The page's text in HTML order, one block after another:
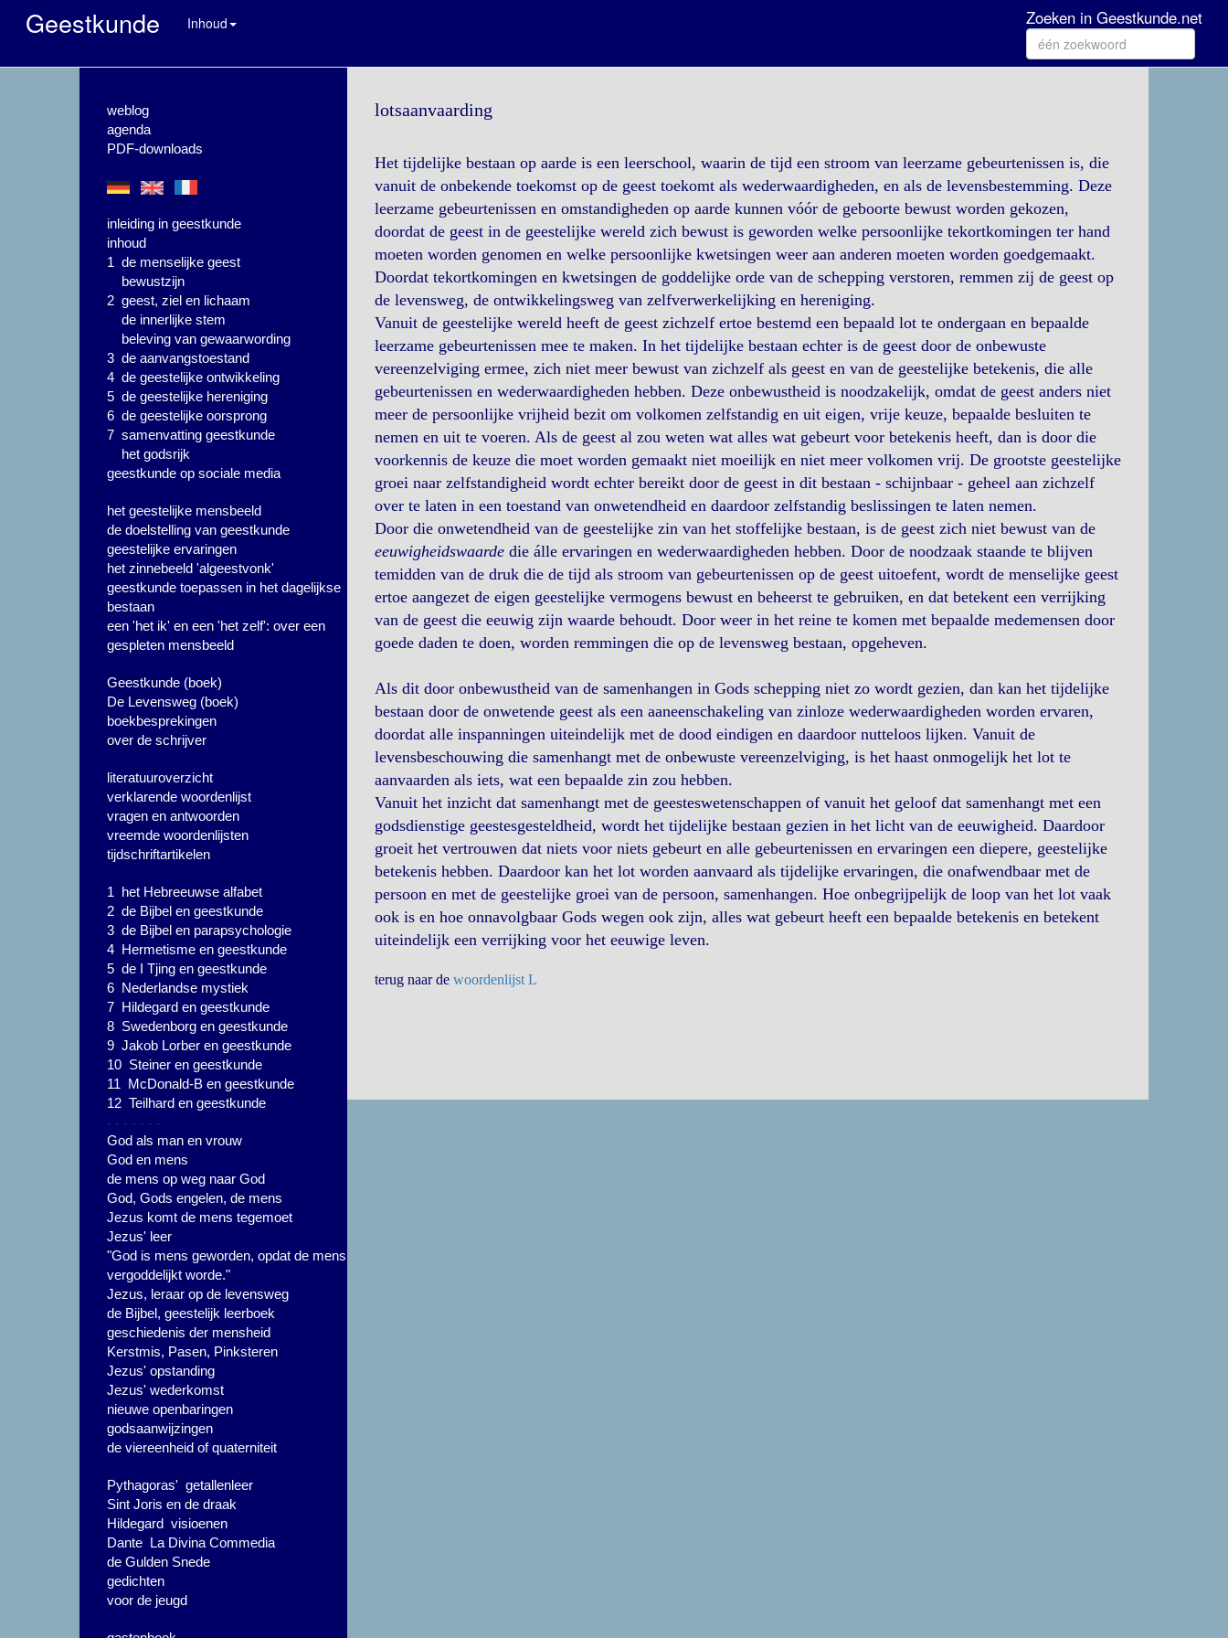
Geestkunde Inhoud Zoeken in Geestkunde.net
weblog
agenda
PDF-downloads
inleiding in geestkunde
inhoud
1 de menselijke geest
bewustzijn
2 geest, ziel en lichaam
de innerlijke stem
beleving van gewaarwording
3 de aanvangstoestand
4 de geestelijke ontwikkeling
5 de geestelijke hereniging
6 de geestelijke oorsprong
7 samenvatting geestkunde
het godsrijk
geestkunde op sociale media
het geestelijke mensbeeld
de doelstelling van geestkunde
geestelijke ervaringen
het zinnebeeld 'algeestvonk'
geestkunde toepassen in het dagelijkse
bestaan
een 'het ik' en een 'het zelf': over een
gespleten mensbeeld
Geestkunde (boek)
De Levensweg (boek)
boekbesprekingen
over de schrijver
literatuuroverzicht
verklarende woordenlijst
vragen en antwoorden
vreemde woordenlijsten
tijdschriftartikelen
1 het Hebreeuwse alfabet
2 de Bijbel en geestkunde
3 de Bijbel en parapsychologie
4 Hermetisme en geestkunde
5 de I Tjing en geestkunde
6 Nederlandse mystiek
7 Hildegard en geestkunde
8 Swedenborg en geestkunde
9 Jakob Lorber en geestkunde
10 Steiner en geestkunde
11 McDonald-B en geestkunde
12 Teilhard en geestkunde
- - - - - - -
God als man en vrouw
God en mens
de mens op weg naar God
God, Gods engelen, de mens
Jezus komt de mens tegemoet
Jezus' leer
"God is mens geworden, opdat de mens
vergoddelijkt worde."
Jezus, leraar op de levensweg
de Bijbel, geestelijk leerboek
geschiedenis der mensheid
Kerstmis, Pasen, Pinksteren
Jezus' opstanding
Jezus' wederkomst
nieuwe openbaringen
godsaanwijzingen
de viereenheid of quaterniteit
Pythagoras' getallenleer
Sint Joris en de draak
Hildegard visioenen
Dante La Divina Commedia
de Gulden Snede
gedichten
voor de jeugd
lotsaanvaarding
Het tijdelijke bestaan op aarde is een leerschool, waarin de tijd een stroom van leerzame gebeurtenissen is, die
vanuit de onbekende toekomst op de geest toekomt als wederwaardigheden, en als de levensbestemming. Deze
leerzame gebeurtenissen en omstandigheden op aarde kunnen vóór de geboorte bewust worden gekozen,
doordat de geest in de geestelijke wereld zich bewust is geworden welke persoonlijke tekortkomingen ter hand
moeten worden genomen en welke persoonlijke kwetsingen weer aan anderen moeten worden goedgemaakt.
Doordat tekortkomingen en kwetsingen de goddelijke orde van de schepping verstoren, remmen zij de geest op
de levensweg, de ontwikkelingsweg van zelfverwerkelijking en hereniging.
Vanuit de geestelijke wereld heeft de geest zichzelf ertoe bestemd een bepaald lot te ondergaan en bepaalde
leerzame gebeurtenissen mee te maken. In het tijdelijke bestaan echter is de geest door de onbewuste
vereenzelviging ermee, zich niet meer bewust van zichzelf als geest en van de geestelijke betekenis, die alle
gebeurtenissen en wederwaardigheden hebben. Deze onbewustheid is noodzakelijk, omdat de geest anders niet
meer de persoonlijke vrijheid bezit om volkomen zelfstandig en uit eigen, vrije keuze, bepaalde besluiten te
nemen en uit te voeren. Als de geest al zou weten wat alles wat gebeurt voor betekenis heeft, dan is door die
voorkennis de keuze die moet worden gemaakt niet moeilijk en niet meer volkomen vrij. De grootste geestelijke
groei naar zelfstandigheid wordt echter bereikt door de geest in dit bestaan - schijnbaar - geheel aan zichzelf
over te laten in een toestand van onwetendheid en daardoor zelfstandig beslissingen te laten nemen.
Door die onwetendheid van de geestelijke zin van het stoffelijke bestaan, is de geest zich niet bewust van de
eeuwigheidswaardedie álle ervaringen en wederwaardigheden hebben. Door de noodzaak staande te blijven
temidden van de druk die de tijd als stroom van gebeurtenissen op de geest uitoefent, wordt de menselijke geest
ertoe aangezet de eigen geestelijke vermogens bewust en beheerst te gebruiken, en dat betekent een verrijking
van de geest die eeuwig zijn waarde behoudt. Door weer in het reine te komen met bepaalde medemensen door
goede daden te doen, worden remmingen die op de levensweg bestaan, opgeheven.
Als dit door onbewustheid van de samenhangen in Gods schepping niet zo wordt gezien, dan kan het tijdelijke
bestaan door de onwetende geest als een aaneenschakeling van zinloze wederwaardigheden worden ervaren,
doordat alle inspanningen uiteindelijk met de dood eindigen en daardoor nutteloos lijken. Vanuit de
levensbeschouwing die samenhangt met de onbewuste vereenzelviging, is het haast onmogelijk het lot te
aanvaarden als iets, wat een bepaalde zin zou hebben.
Vanuit het inzicht dat samenhangt met de geesteswetenschappen of vanuit het geloof dat samenhangt met een
godsdienstige geestesgesteldheid, wordt het tijdelijke bestaan gezien in het licht van de eeuwigheid. Daardoor
groeit het vertrouwen dat niets voor niets gebeurt en alle gebeurtenissen en ervaringen een diepere, geestelijke
betekenis hebben. Daardoor kan het lot worden aanvaard als tijdelijke ervaringen, die onafwendbaar met de
persoon en met de geestelijke groei van de persoon, samenhangen. Hoe onbegrijpelijk de loop van het lot vaak
ook is en hoe onnavolgbaar Gods wegen ook zijn, alles wat gebeurt heeft een bepaalde betekenis en betekent
uiteindelijk een verrijking voor het eeuwige leven.
terug naar de woordenlijst L